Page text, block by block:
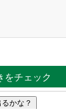
をチェック